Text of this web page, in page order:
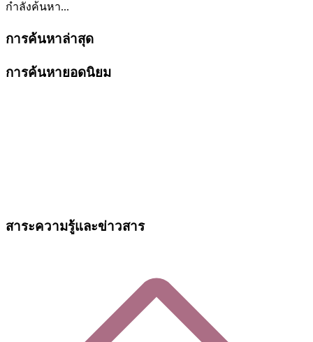
กำลังค้นหา...
การค้นหาล่าสุด
การค้นหายอดนิยม
สาระความรู้และข่าวสาร